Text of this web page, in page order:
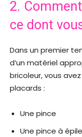
2.
ce dont
Dans un premier
d’un matériel
bricoleur, vous
placards :
Une pince
Une pince à